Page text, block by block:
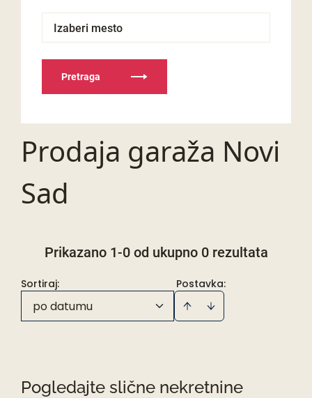
Izaberi mesto
Pretraga
Prodaja garaža Novi
Sad
Prikazano 1-0 od ukupno 0 rezultata
Postavka:
Sortiraj:
po datumu
Pogledajte slične nekretnine